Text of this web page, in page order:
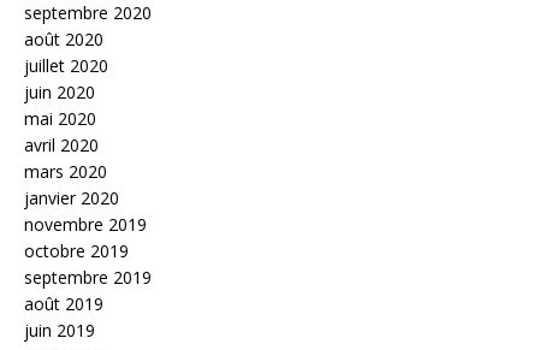
septembre 2020
août 2020
juillet 2020
juin 2020
mai 2020
avril 2020
mars 2020
janvier 2020
novembre 2019
octobre 2019
septembre 2019
août 2019
juin 2019